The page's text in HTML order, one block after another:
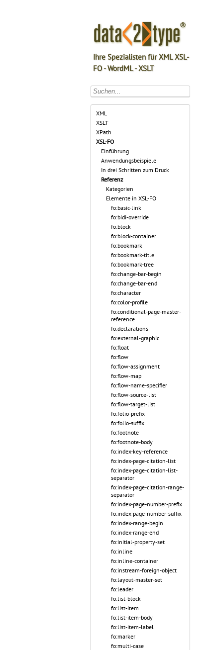
Ihre Spezialisten für XML XSL-
FO - WordML - XSLT
XML
XSLT
XPath
XSL-FO
Einführung
Anwendungsbeispiele
In drei Schritten zum Druck
Referenz
Kategorien
Elemente in XSL-FO
fo:basic-link
fo:bidi-override
fo:block
fo:block-container
fo:bookmark
fo:bookmark-title
fo:bookmark-tree
fo:change-bar-begin
fo:change-bar-end
fo:character
fo:color-profile
fo:conditional-page-master-
reference
fo:declarations
fo:external-graphic
fo:float
fo:flow
fo:flow-assignment
fo:flow-map
fo:flow-name-specifier
fo:flow-source-list
fo:flow-target-list
fo:folio-prefix
fo:folio-suffix
fo:footnote
fo:footnote-body
fo:index-key-reference
fo:index-page-citation-list
fo:index-page-citation-list-
separator
fo:index-page-citation-range-
separator
fo:index-page-number-prefix
fo:index-page-number-suffix
fo:index-range-begin
fo:index-range-end
fo:initial-property-set
fo:inline
fo:inline-container
fo:instream-foreign-object
fo:layout-master-set
fo:leader
fo:list-block
fo:list-item
fo:list-item-body
fo:list-item-label
fo:marker
fo:multi-case